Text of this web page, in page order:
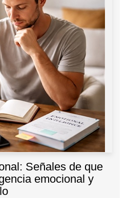
Señales de que
emocional y